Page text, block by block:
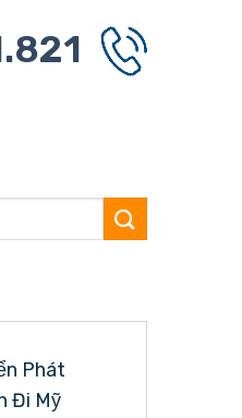
Phát
Đi Mỹ